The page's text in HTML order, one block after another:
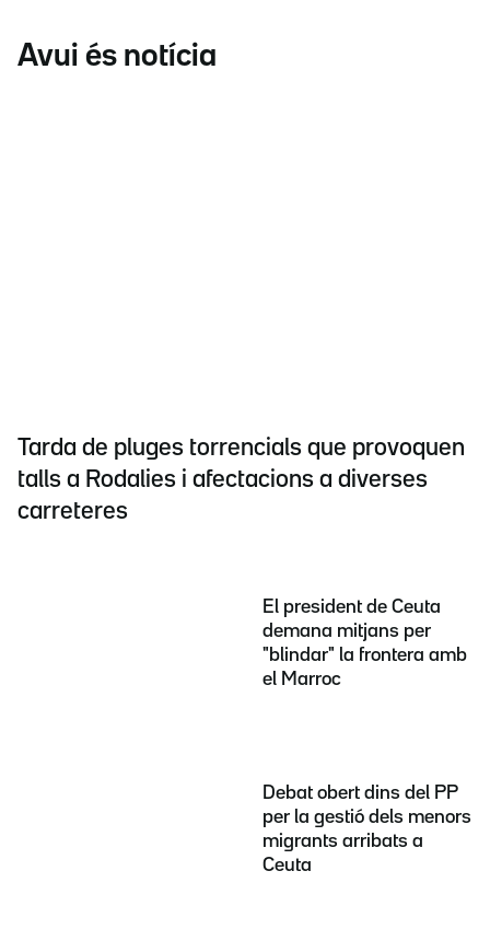
Avui és notícia
Tarda de pluges torrencials que provoquen
talls a Rodalies i afectacions a diverses
carreteres
El president de Ceuta
demana mitjans per
"blindar" la frontera amb
el Marroc
Debat obert dins del PP
per la gestió dels menors
migrants arribats a
Ceuta